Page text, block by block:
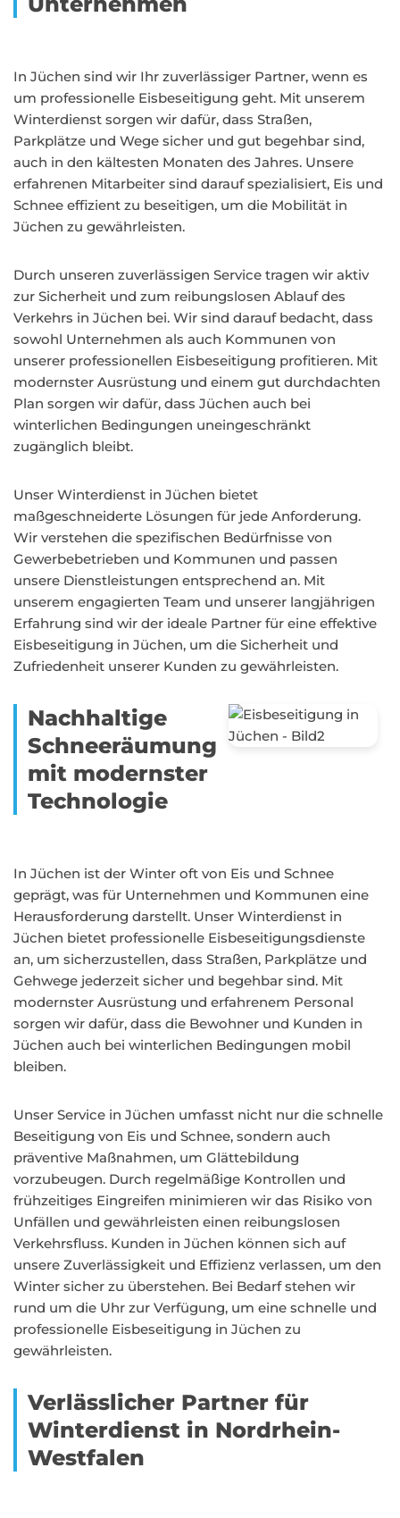
In Jüchen sind wir Ihr zuverlässiger Partner, wenn es
um professionelle Eisbeseitigung geht. Mit unserem
Winterdienst sorgen wir dafür, dass Straßen,
Parkplätze und Wege sicher und gut begehbar sind,
auch in den kältesten Monaten des Jahres. Unsere
erfahrenen Mitarbeiter sind darauf spezialisiert, Eis und
Schnee effizient zu beseitigen, um die Mobilität in
Jüchen zu gewährleisten.
Durch unseren zuverlässigen Service tragen wir aktiv
zur Sicherheit und zum reibungslosen Ablauf des
Verkehrs in Jüchen bei. Wir sind darauf bedacht, dass
sowohl Unternehmen als auch Kommunen von
unserer professionellen Eisbeseitigung profitieren. Mit
modernster Ausrüstung und einem gut durchdachten
Plan sorgen wir dafür, dass Jüchen auch bei
winterlichen Bedingungen uneingeschränkt
zugänglich bleibt.
Unser Winterdienst in Jüchen bietet
maßgeschneiderte Lösungen für jede Anforderung.
Wir verstehen die spezifischen Bedürfnisse von
Gewerbebetrieben und Kommunen und passen
unsere Dienstleistungen entsprechend an. Mit
unserem engagierten Team und unserer langjährigen
Erfahrung sind wir der ideale Partner für eine effektive
Eisbeseitigung in Jüchen, um die Sicherheit und
Zufriedenheit unserer Kunden zu gewährleisten.
Nachhaltige
Schneeräumung
mit modernster
Technologie
In Jüchen ist der Winter oft von Eis und Schnee
geprägt, was für Unternehmen und Kommunen eine
Herausforderung darstellt. Unser Winterdienst in
Jüchen bietet professionelle Eisbeseitigungsdienste
an, um sicherzustellen, dass Straßen, Parkplätze und
Gehwege jederzeit sicher und begehbar sind. Mit
modernster Ausrüstung und erfahrenem Personal
sorgen wir dafür, dass die Bewohner und Kunden in
Jüchen auch bei winterlichen Bedingungen mobil
bleiben.
Unser Service in Jüchen umfasst nicht nur die schnelle
Beseitigung von Eis und Schnee, sondern auch
präventive Maßnahmen, um Glättebildung
vorzubeugen. Durch regelmäßige Kontrollen und
frühzeitiges Eingreifen minimieren wir das Risiko von
Unfällen und gewährleisten einen reibungslosen
Verkehrsfluss. Kunden in Jüchen können sich auf
unsere Zuverlässigkeit und Effizienz verlassen, um den
Winter sicher zu überstehen. Bei Bedarf stehen wir
rund um die Uhr zur Verfügung, um eine schnelle und
professionelle Eisbeseitigung in Jüchen zu
gewährleisten.
Verlässlicher Partner für
Winterdienst in Nordrhein-
Westfalen